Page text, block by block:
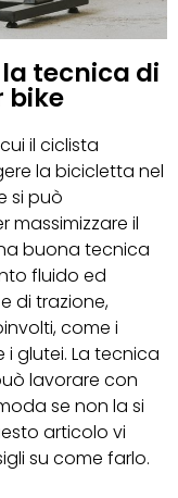
tecnica di
bike
il ciclista
la bicicletta nel
si può
massimizzare il
buona tecnica
fluido ed
di trazione,
come i
glutei. La tecnica
lavorare con
se non la si
articolo vi
su come farlo.